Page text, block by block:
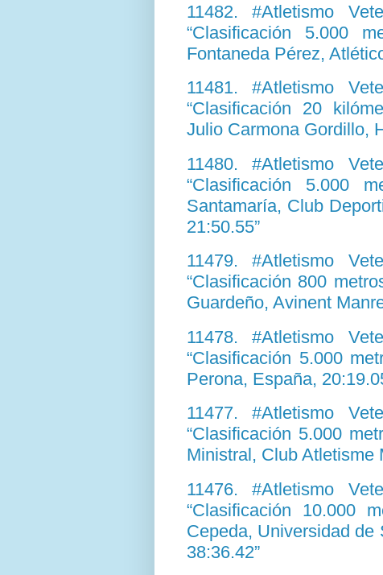
11482. #Atletismo
“Clasificación 5.000
Fontaneda Pérez,
11481. #Atletismo
“Clasificación 20
Julio Carmona Gordillo,
11480. #Atletismo
“Clasificación 5.000
Santamaría, Club
21:50.55”
11479. #Atletismo
“Clasificación 800
Guardeño, Avinent
11478. #Atletismo
“Clasificación 5.000
Perona, España,
11477. #Atletismo
“Clasificación 5.000
Ministral, Club Atletisme
11476. #Atletismo
“Clasificación 10.000
Cepeda, Universidad de
38:36.42”